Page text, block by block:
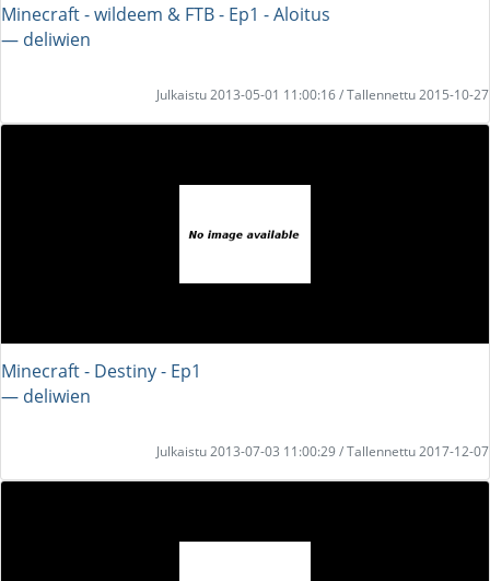
Minecraft - wildeem & FTB - Ep1 - Aloitus
― deliwien
Julkaistu 2013-05-01 11:00:16 / Tallennettu 2015-10-27
Minecraft - Destiny - Ep1
― deliwien
Julkaistu 2013-07-03 11:00:29 / Tallennettu 2017-12-07